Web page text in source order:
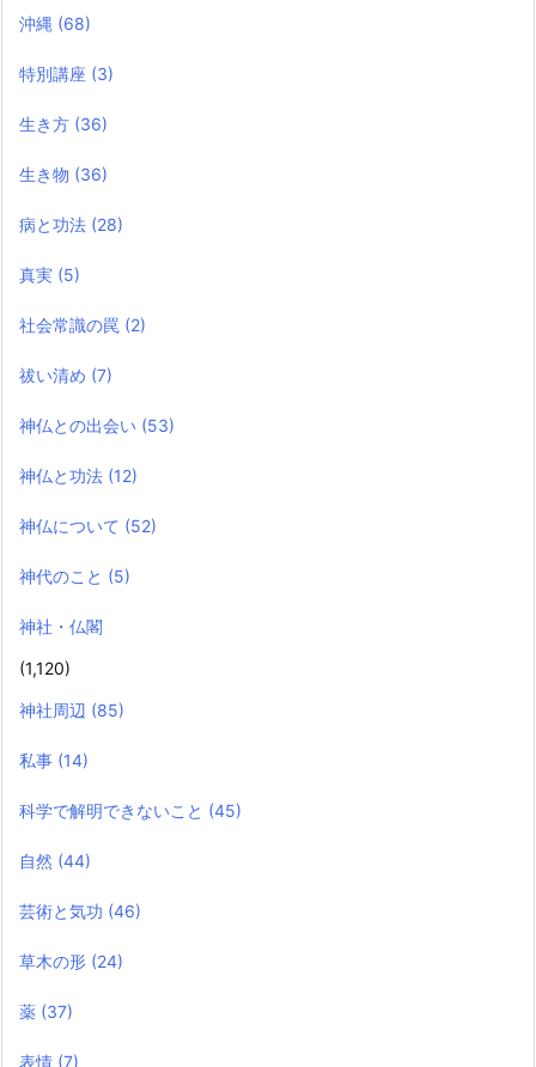
沖縄 (68)
特別講座 (3)
生き方 (36)
生き物 (36)
病と功法 (28)
真実 (5)
社会常識の罠 (2)
祓い清め (7)
神仏との出会い (53)
神仏と功法 (12)
神仏について (52)
神代のこと (5)
神社・仏閣
(1,120)
神社周辺 (85)
私事 (14)
科学で解明できないこと (45)
自然 (44)
芸術と気功 (46)
草木の形 (24)
薬 (37)
表情 (7)